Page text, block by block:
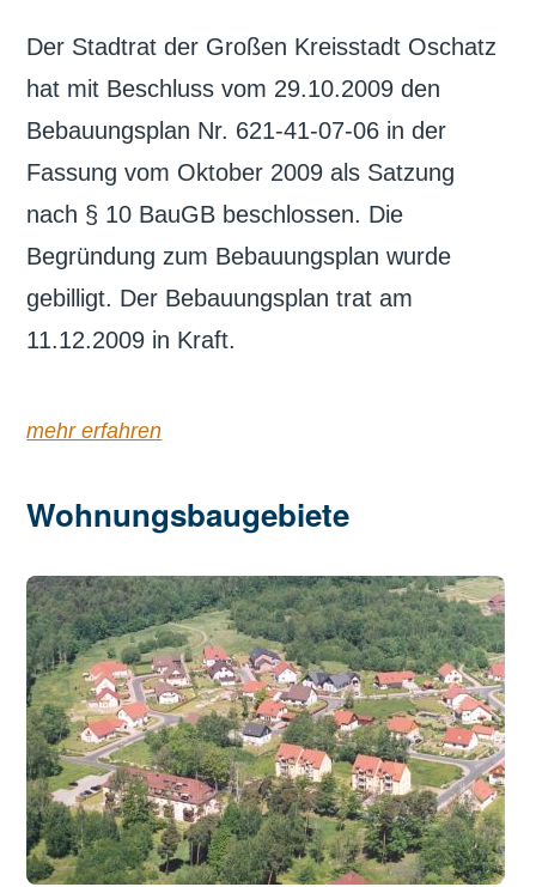
Der Stadtrat der Großen Kreisstadt Oschatz
hat mit Beschluss vom 29.10.2009 den
Bebauungsplan Nr. 621-41-07-06 in der
Fassung vom Oktober 2009 als Satzung
nach § 10 BauGB beschlossen. Die
Begründung zum Bebauungsplan wurde
gebilligt. Der Bebauungsplan trat am
11.12.2009 in Kraft.
mehr erfahren
Wohnungsbaugebiete